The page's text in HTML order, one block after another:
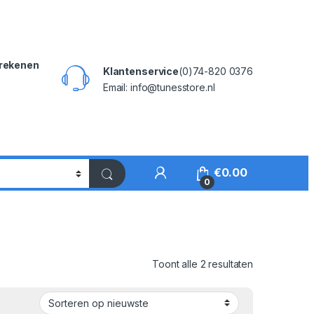
Klantenservice(0)74-820 0376
Email: info@tunesstore.nl
My Account
0
€0.00
Toont alle 2 resultaten